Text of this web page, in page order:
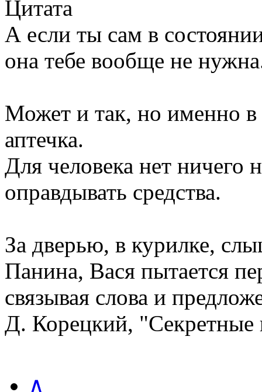
Цитата
А если ты сам в
она тебе вообще не
Может и так, но именно в
аптечка.
Для человека нет ничего
оправдывать средства.
За дверью, в курилке,
Панина, Вася пытается
связывая слова и
Д. Корецкий, "Секретные
∧